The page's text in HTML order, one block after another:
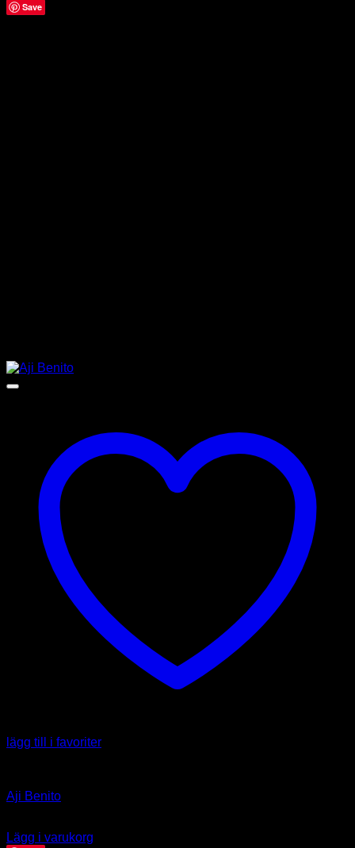
Save
lägg till i favoriter
Aji Benito
Lägg i varukorg